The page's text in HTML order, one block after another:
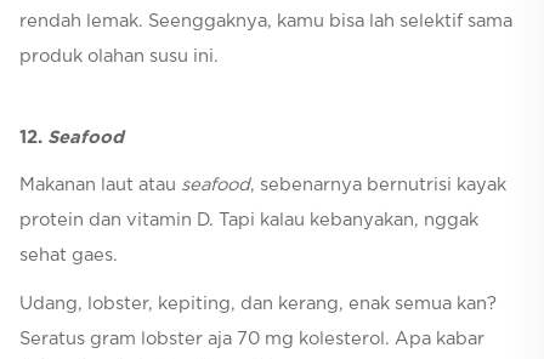
rendah lemak. Seenggaknya, kamu bisa lah selektif sama
produk olahan susu ini.
12. Seafood
Makanan laut atau seafood, sebenarnya bernutrisi kayak
protein dan vitamin D. Tapi kalau kebanyakan, nggak
sehat gaes.
Udang, lobster, kepiting, dan kerang, enak semua kan?
Seratus gram lobster aja 70 mg kolesterol. Apa kabar